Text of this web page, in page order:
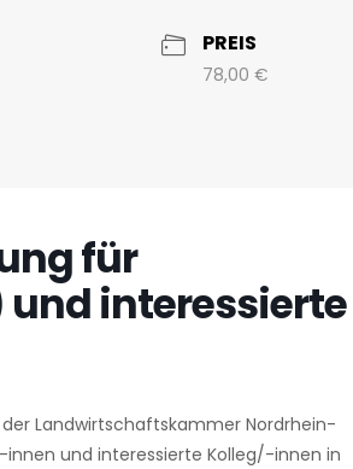
PREIS
78,00 €
für
interessierte
Landwirtschaftskammer Nordrhein-
und interessierte Kolleg/-innen in